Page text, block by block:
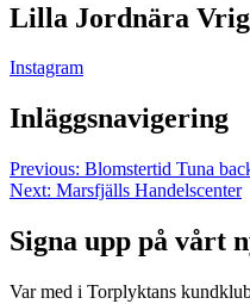
Lilla Jordnära
Instagram
Inläggsnavigering
Previous: Blomstertid Tuna
Next: Marsfjälls Handelscenter
Signa upp på vårt
Var med i Torplyktans